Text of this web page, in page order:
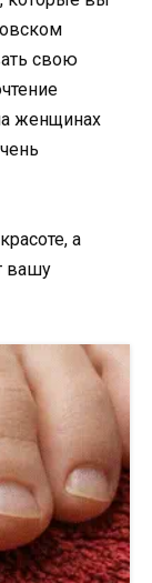
свою
женщинах
а
вашу